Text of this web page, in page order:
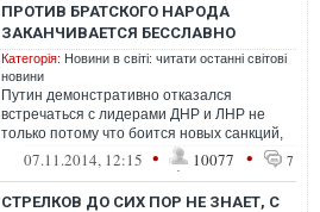
ПРОТИВ БРАТСКОГО НАРОДА
ЗАКАНЧИВАЕТСЯ БЕССЛАВНО
Категорія: Новини в світі: читати останні світові
новини
Путин демонстративно отказался
встречаться с лидерами ДНР и ЛНР не
только потому что боится новых санкций,
но и потому что сказать нечего. Д...
07.11.2014, 12:15 • 10077 • 7
СТРЕЛКОВ ДО СИХ ПОР НЕ ЗНАЕТ, С